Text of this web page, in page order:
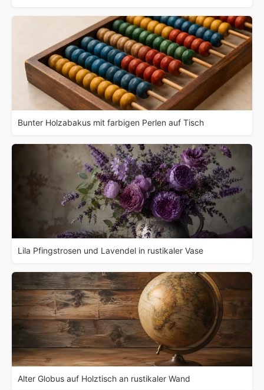
Bunter Holzabakus mit farbigen Perlen auf Tisch
Lila Pfingstrosen und Lavendel in rustikaler Vase
Alter Globus auf Holztisch an rustikaler Wand